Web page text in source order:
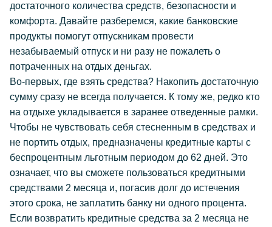
достаточного количества средств, безопасности и
комфорта. Давайте разберемся, какие банковские
продукты помогут отпускникам провести
незабываемый отпуск и ни разу не пожалеть о
потраченных на отдых деньгах.
Во-первых, где взять средства? Накопить достаточную
сумму сразу не всегда получается. К тому же, редко кто
на отдыхе укладывается в заранее отведенные рамки.
Чтобы не чувствовать себя стесненным в средствах и
не портить отдых, предназначены кредитные карты с
беспроцентным льготным периодом до 62 дней. Это
означает, что вы сможете пользоваться кредитными
средствами 2 месяца и, погасив долг до истечения
этого срока, не заплатить банку ни одного процента.
Если возвратить кредитные средства за 2 месяца не